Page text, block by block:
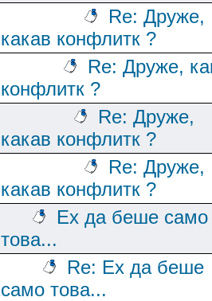
Re: Друже,
какав конфлитк ?
Re: Друже,
конфлитк ?
Re: Друже,
какав конфлитк ?
Re: Друже,
какав конфлитк ?
Ех да беше само
това...
Re: Ех да беше
само това...